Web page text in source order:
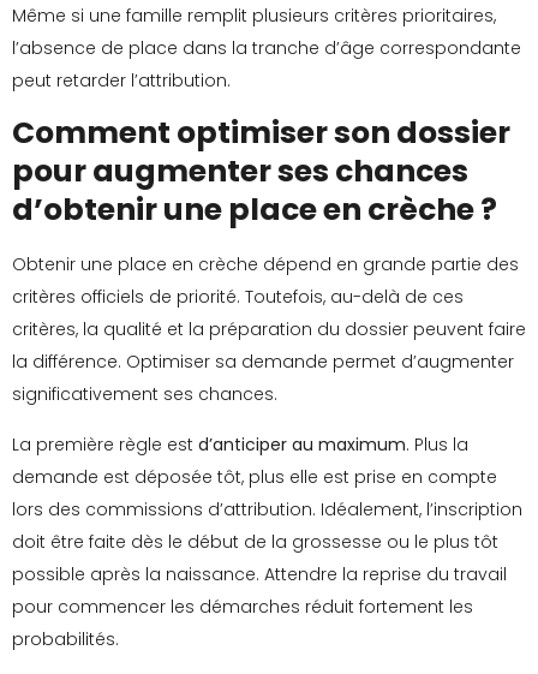
Même si une famille remplit plusieurs critères prioritaires,
l’absence de place dans la tranche d’âge correspondante
peut retarder l’attribution.
Comment optimiser son dossier
pour augmenter ses chances
d’obtenir une place en crèche ?
Obtenir une place en crèche dépend en grande partie des
critères officiels de priorité. Toutefois, au-delà de ces
critères, la qualité et la préparation du dossier peuvent faire
la différence. Optimiser sa demande permet d’augmenter
significativement ses chances.
La première règle est d’anticiper au maximum. Plus la
demande est déposée tôt, plus elle est prise en compte
lors des commissions d’attribution. Idéalement, l’inscription
doit être faite dès le début de la grossesse ou le plus tôt
possible après la naissance. Attendre la reprise du travail
pour commencer les démarches réduit fortement les
probabilités.